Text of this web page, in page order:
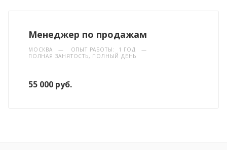
Менеджер по продажам
МОСКВА — ОПЫТ РАБОТЫ: 1 ГОД
—
ПОЛНАЯ ЗАНЯТОСТЬ, ПОЛНЫЙ ДЕНЬ
55 000 руб.